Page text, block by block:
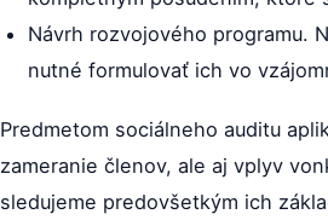
Návrh rozvojového programu.
nutné formulovať ich vo
Predmetom sociálneho auditu
zameranie členov, ale aj vplyv
sledujeme predovšetkým ich